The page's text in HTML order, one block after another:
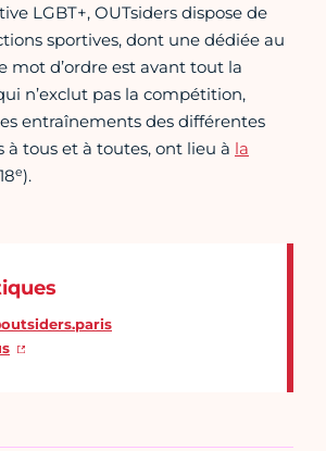
LGBT+, OUTsiders dispose de
sportives, dont une dédiée au
mot d’ordre est avant tout la
n’exclut pas la compétition,
entraînements des différentes
à tous et à toutes, ont lieu à la
e).